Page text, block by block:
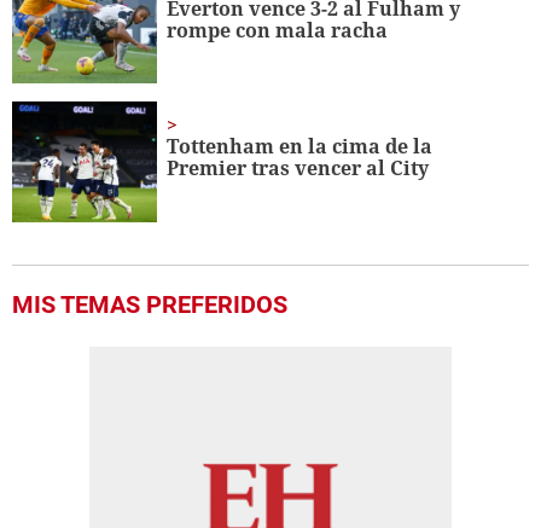
Everton vence 3-2 al Fulham y
rompe con mala racha
Tottenham en la cima de la
Premier tras vencer al City
MIS TEMAS PREFERIDOS